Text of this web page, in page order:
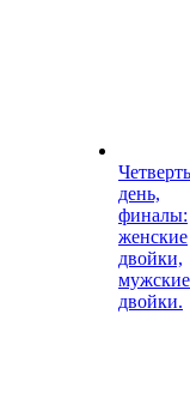
день,
финалы:
женские
двойки,
мужские
двойки.